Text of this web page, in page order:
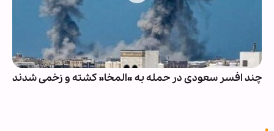
چند افسر سعودی در حمله به «المخا» کشته و زخمی شدند